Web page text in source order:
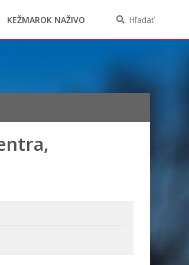
KEŽMAROK NAŽIVO Hľadať